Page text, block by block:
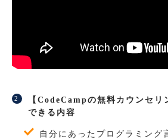
【CodeCampの無料カウンセリ
できる内容
自分にあったプログラミング